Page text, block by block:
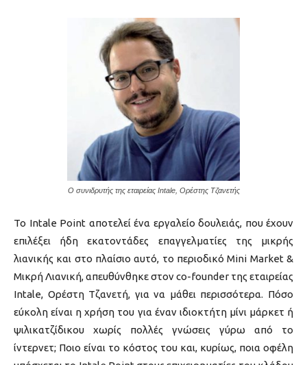
Ο συνιδρυτής της εταιρείας Intale, Ορέστης Τζανετής
Το Intale Point αποτελεί ένα εργαλείο δουλειάς, που έχουν
επιλέξει ήδη εκατοντάδες επαγγελματίες της μικρής
λιανικής και στο πλαίσιο αυτό, το περιοδικό Mini Market &
Μικρή Λιανική, απευθύνθηκε στον co-founder της εταιρείας
Intale, Ορέστη Τζανετή, για να μάθει περισσότερα. Πόσο
εύκολη είναι η χρήση του για έναν ιδιοκτήτη μίνι μάρκετ ή
ψιλικατζίδικου χωρίς πολλές γνώσεις γύρω από το
ίντερνετ; Ποιο είναι το κόστος του και, κυρίως, ποια οφέλη